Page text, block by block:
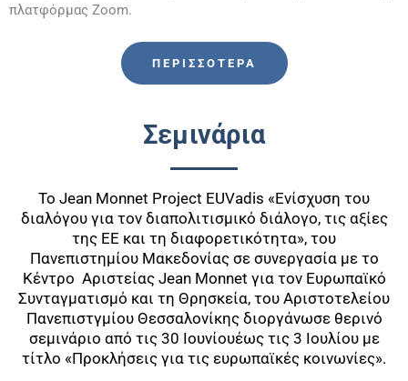
πλατφόρμας Zoom.
ΠΕΡΙΣΣΌΤΕΡΑ
Σεμινάρια
Το Jean Monnet Project EUVadis «Ενίσχυση του
διαλόγου για τον διαπολιτισμικό διάλογο, τις αξίες
της ΕΕ και τη διαφορετικότητα», του
Πανεπιστημίου Μακεδονίας σε συνεργασία με το
Κέντρο Αριστείας Jean Monnet για τον Ευρωπαϊκό
Συνταγματισμό και τη Θρησκεία, του Αριστοτελείου
Πανεπιστγμίου Θεσσαλονίκης διοργάνωσε θερινό
σεμινάριο από τις 30 Ιουνίουέως τις 3 Ιουλίου με
τίτλο «Προκλήσεις για τις ευρωπαϊκές κοινωνίες».